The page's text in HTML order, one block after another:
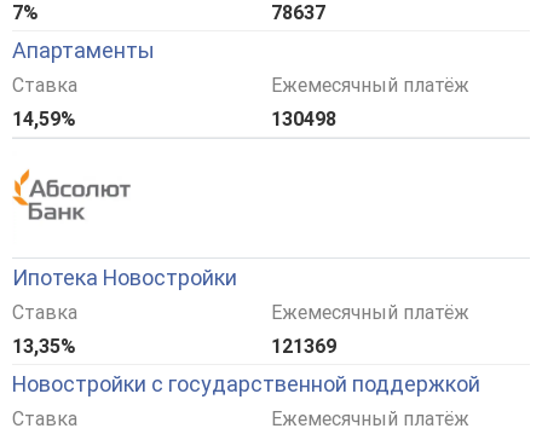
7%
78637
Апартаменты
Ставка
14,59%
Ежемесячный платёж
130498
Ипотека Новостройки
Ставка
13,35%
Ежемесячный платёж
121369
Новостройки с государственной поддержкой
Ставка
Ежемесячный платёж